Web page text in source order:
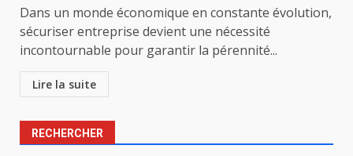
Dans un monde économique en constante évolution,
sécuriser entreprise devient une nécessité
incontournable pour garantir la pérennité...
Lire la suite
RECHERCHER